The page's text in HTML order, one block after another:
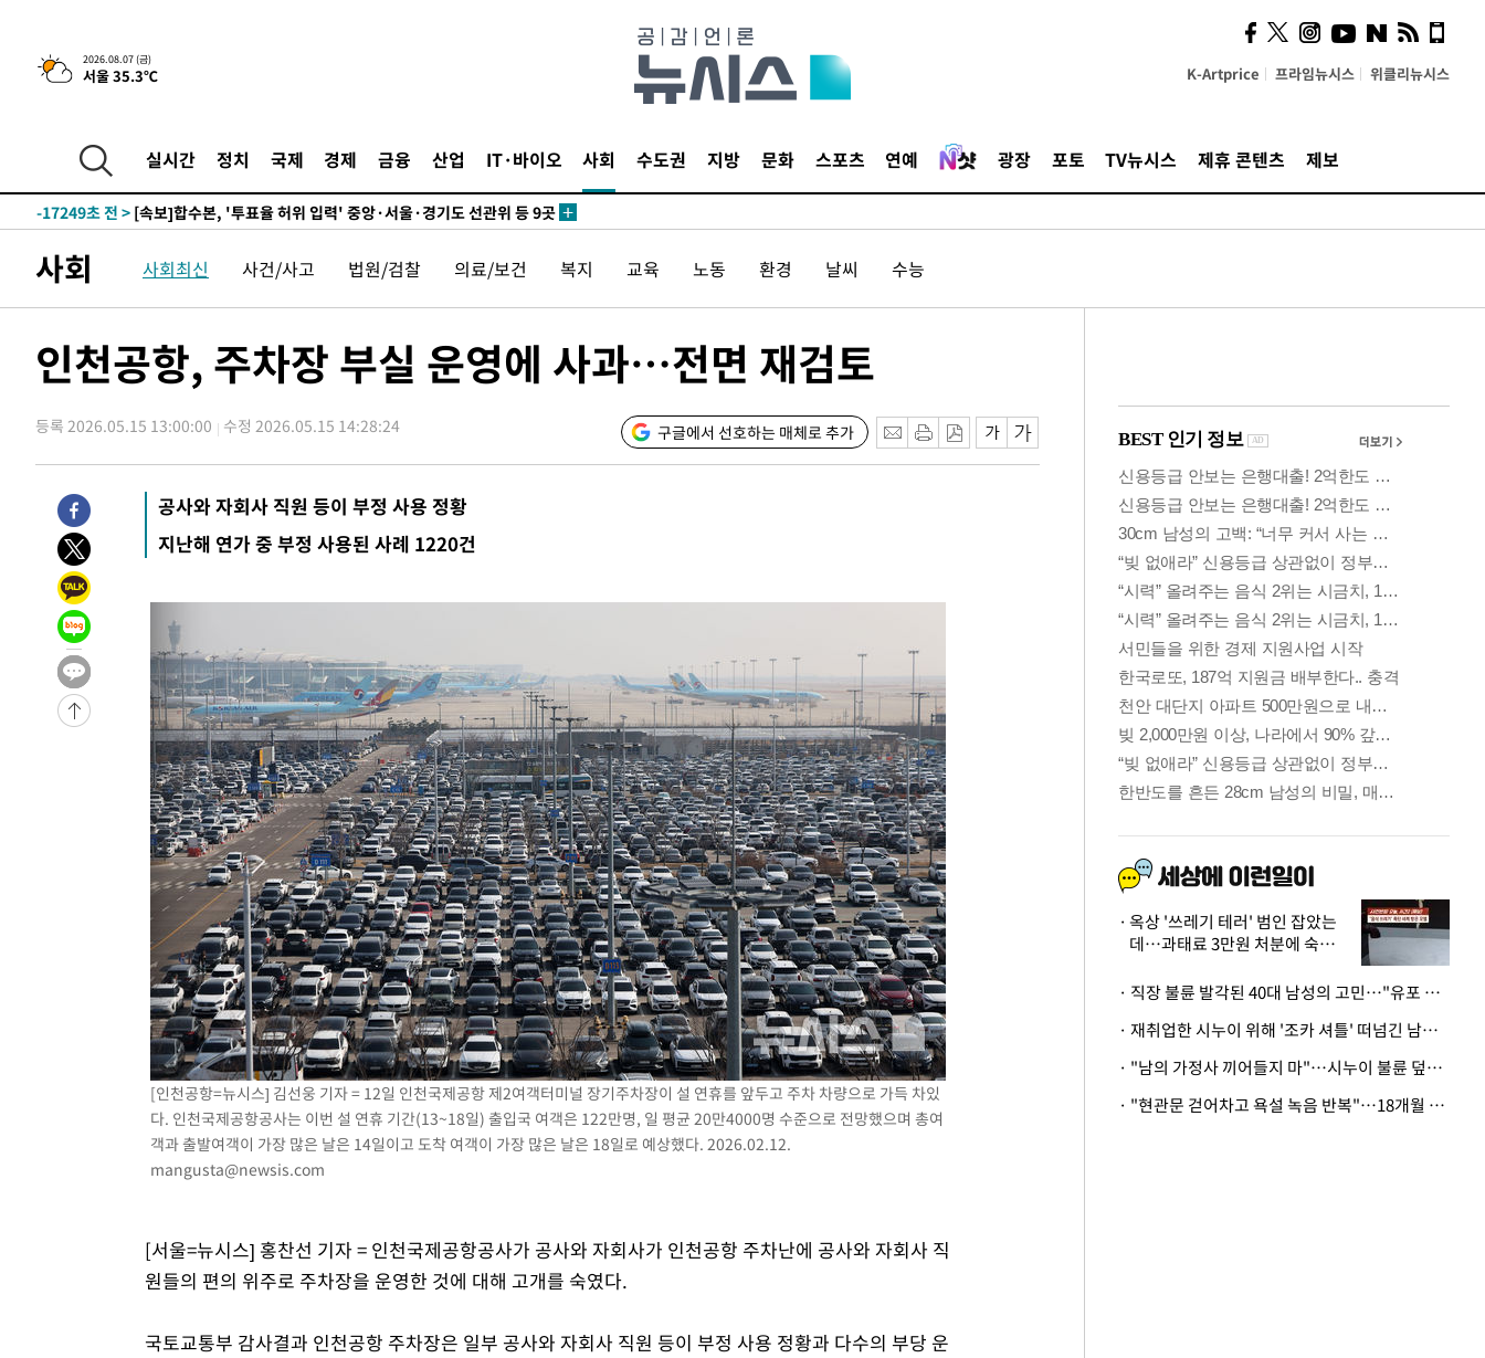
2026.08.07 (금)
서울 35.3℃ K-Artprice 프라임뉴시스 위클리뉴시스
실시간 정치 국제 경제 금융 산업 IT·바이오 사회 수도권 지방 문화 스포츠 연예 광장 포토 TV뉴시스 제휴 콘텐츠 제보
-23811초 전 >[속보]종합특검, '관저이전 봐주기 감사' 유병호 구속기소
-20411초 전 >민주 콩고 에볼라환자 4천명 돌파, 4053명 발생 1850명 사망
-18855초 전 >
"미 전국적 살모네라 식중독 원인은 멕시코산 할라피뇨"-- CDC
-17368초 전 >
-17249초 전 > [속보]합수본, '투표율 허위 입력' 중앙·서울·경기도 선관위 등 9곳
-16800초 전 >
[속보]삼성전자·SK하이닉스 동반 강보합…1%대 상승 출발
-16786초 전 >[속보]코스닥, 5.95포인트(0.74%) 상승한 807.62개장
-13919초 전 >시리아 다마스쿠스 교외에서 미니버스 폭발.. 14명 부상, 3명은 중
-8181초 전 >이란, 호르무즈서 "적국 목표물들"과 대치로 남부 케슘섬에서 두차
-6896초 전 >[속보]美, 폴리실리콘 수입 규제…파생제품 15% 관세, 120일 후 발
-5047초 전 >
[속보]트럼프, 美 원정출산 금지 행정명령 서명
-2747초 전 >
[속보] 뉴욕증시, 일제 하락 마감…나스닥 0.06%↓
-31480초 전 >
[속보]국힘 윤리위, '돌려차기 발언' 진종오·서범수 징계 절차 개시
-26805초 전 >
25.3%↑
-23965초 전 >
-23831초 전 >
[속보]종합특검, '관저이전 봐주기 감사' 유병호 구속기소
-20431초 전 >
민주 콩고 에볼라환자 4천명 돌파, 4053명 발생 1850명 사망
-19681초 전 >
[속보]'300억원대 사기 혐의' 차가원 대표 구속 송치
"미 전국적 살모네라 식중독 원인은 멕시코산 할라피뇨"-- CDC
[속보]경찰·노동부, HL만도 평택사업장 끼임 사망 관련 압수수색
[속보]합수본, '투표율 허위 입력' 중앙·서울·경기도 선관위 등 9곳
[속보]원·달러 환율, 오전 9시 1423.8원
[속보]삼성전자·SK하이닉스 동반 강보합…1%대 상승 출발
[속보]코스닥, 5.95포인트(0.74%) 상승한 807.62개장
[속보]코스피, 6300선 재탈환…1.09% 오른 6365.07 개장
시리아 다마스쿠스 교외에서 미니버스 폭발.. 14명 부상, 3명은 중
입추에도 극한더위…서울 낮 39도 '폭염중대경보'
이란, 호르무즈서 "적국 목표물들"과 대치로 남부 케슘섬에서 두차
[속보]美, 폴리실리콘 수입 규제…파생제품 15% 관세, 120일 후 발
[속보]트럼프, 美 원정출산 금지 행정명령 서명
[속보] 뉴욕증시, 일제 하락 마감…나스닥 0.06%↓
사회 사회최신 사건/사고 법원/검찰 의료/보건 복지 교육 노동 환경 날씨 수능
인천공항, 주차장 부실 운영에 사과…전면 재검토
등록 2026.05.15 13:00:00 수정 2026.05.15 14:28:24 구글에서 선호하는 매체로 추가
공사와 자회사 직원 등이 부정 사용 정황
지난해 연가 중 부정 사용된 사례 1220건
[인천공항=뉴시스] 김선웅 기자 = 12일 인천국제공항 제2여객터미널 장기주차장이 설 연휴를 앞두고 주차 차량으로 가득 차있
다. 인천국제공항공사는 이번 설 연휴 기간(13~18일) 출입국 여객은 122만명, 일 평균 20만4000명 수준으로 전망했으며 총여
객과 출발여객이 가장 많은 날은 14일이고 도착 여객이 가장 많은 날은 18일로 예상했다. 2026.02.12.
mangusta@newsis.com
[서울=뉴시스] 홍찬선 기자 = 인천국제공항공사가 공사와 자회사가 인천공항 주차난에 공사와 자회사 직
원들의 편의 위주로 주차장을 운영한 것에 대해 고개를 숙였다.
국토교통부 감사결과 인천공항 주차장은 일부 공사와 자회사 직원 등이 부정 사용 정황과 다수의 부당 운
시, 스마트폰 액세서리에
NFC 더했다
옥상 '쓰레기 테러' 범인 잡았는
데…과태료 3만원 처분에 숙박업
· 직장 불륜 발각된 40대 남성의 고민…"유포 동료 명예훼손·협박죄 고소 가능할까"
· 재취업한 시누이 위해 '조카 셔틀' 떠넘긴 남편…아내 "난 못한다"
· "남의 가정사 끼어들지 마"…시누이 불륜 덮으려는 남편에 억울한 아내
· "현관문 걷어차고 욕설 녹음 반복"…18개월 아기 키우는 집 뒤흔든 '앞집의 비극'